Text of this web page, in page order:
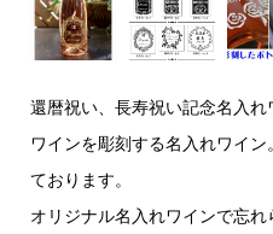
還暦祝い、長寿祝い記念名入れ
ワインを彫刻する名入れワイ
ております。
オリジナル名入れワインで忘れ